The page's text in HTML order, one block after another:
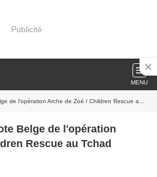
Publicité
MENU
l'opération Arche de Zoé / Children Rescue au Tchad
Belge de l'opération
Rescue au Tchad